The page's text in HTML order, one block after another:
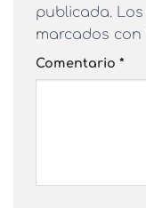
publicada.
marcados con
Comentario *